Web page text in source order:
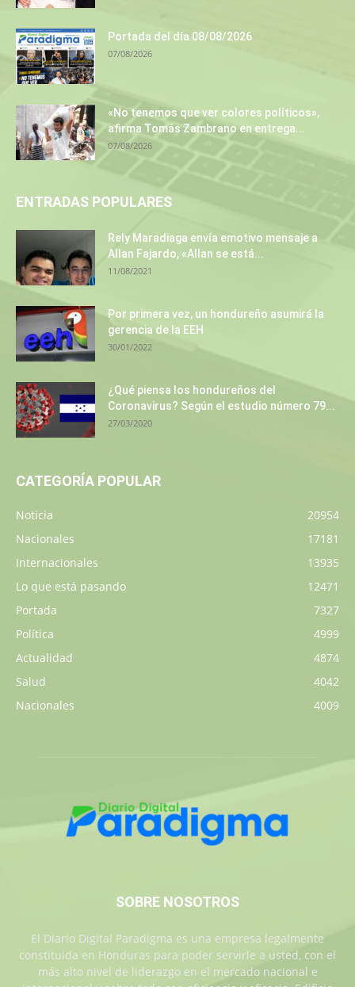
Portada del día 08/08/2026
07/08/2026
«No tenemos que ver colores políticos»,
afirma Tomás Zambrano en entrega...
07/08/2026
ENTRADAS POPULARES
Rely Maradiaga envía emotivo mensaje a
Allan Fajardo, «Allan se está...
11/08/2021
Por primera vez, un hondureño asumirá la
gerencia de la EEH
30/01/2022
¿Qué piensa los hondureños del
Coronavirus? Según el estudio número 79...
27/03/2020
CATEGORÍA POPULAR
Noticia
20954
Nacionales
17181
Internacionales
13935
Lo que está pasando
12471
Portada
7327
Política
4999
Actualidad
4874
Salud
4042
Nacionales
4009
SOBRE NOSOTROS
El Diario Digital Paradigma es una empresa legalmente
constituida en Honduras para poder servirle a usted, con el
más alto nivel de liderazgo en el mercado nacional e